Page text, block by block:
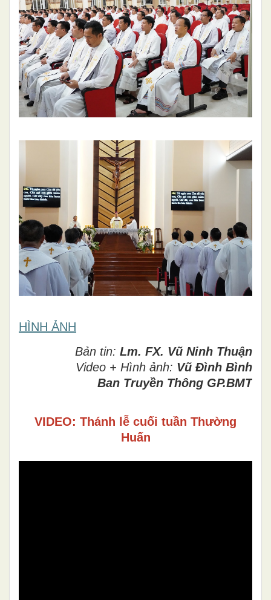
HÌNH ẢNH
Bản tin: Lm. FX. Vũ Ninh Thuận
Video + Hình ảnh: Vũ Đình Bình
Ban Truyền Thông GP.BMT
VIDEO: Thánh lễ cuối tuần Thường
Huấn